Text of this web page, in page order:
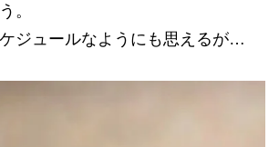
。
ジュールなようにも思えるが…